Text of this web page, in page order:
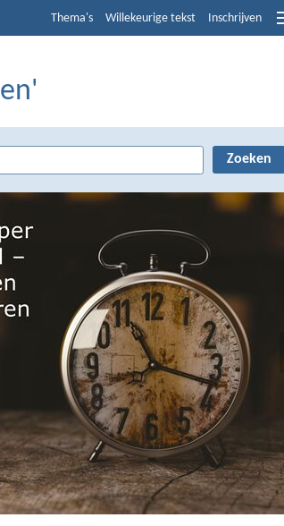
Thema's Willekeurige tekst Inschrijven